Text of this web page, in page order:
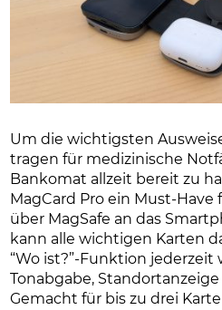
Um die wichtigsten
tragen für medizinische
Bankomat allzeit bereit zu
MagCard Pro ein Must-Have
über MagSafe an das
kann alle wichtigen Karten
“Wo ist?”-Funktion
Tonabgabe,
Gemacht für bis zu drei